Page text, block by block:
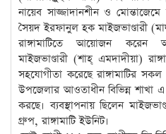
নায়েব সাজ্জাদানশীন ও
সৈয়দ ইরফানুল হক মাইজভাণ্ডারী
রাঙ্গামাটিতে আয়োজন করেন
মাইজভাণ্ডারী (শাহ্ এমদাদীয়া)
সহযোগীতা করেছে রাঙ্গামাটির
উপজেলার আওতাধীন বিভিন্ন শাখা এ
করছে। ব্যবস্থাপনায় ছিলেন
গ্রুপ, রাঙ্গামাটি ইউনিট।